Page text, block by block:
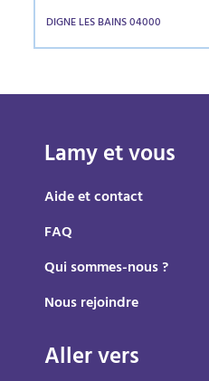
DIGNE LES BAINS 04000
Lamy et vous
Aide et contact
FAQ
Qui sommes-nous ?
Nous rejoindre
Aller vers